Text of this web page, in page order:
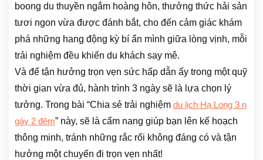
boong du thuyền ngắm hoàng hôn, thưởng thức hải sản
tươi ngon vừa được đánh bắt, cho đến cảm giác khám
phá những hang động kỳ bí ẩn mình giữa lòng vịnh, mỗi
trải nghiệm đều khiến du khách say mê.
Và để tận hưởng trọn vẹn sức hấp dẫn ấy trong một quỹ
thời gian vừa đủ, hành trình 3 ngày sẽ là lựa chọn lý
tưởng. Trong bài “Chia sẻ trải nghiệm du lịch Hạ Long 3 n
gày 2 đêm” này, sẽ là cẩm nang giúp bạn lên kế hoạch
thông minh, tránh những rắc rối không đáng có và tận
hưởng một chuyến đi trọn vẹn nhất!